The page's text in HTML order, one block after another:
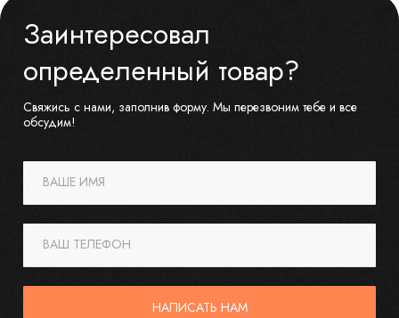
Заинтересовал
определенный товар?
Свяжись с нами, заполнив форму. Мы перезвоним тебе и все
обсудим!
ВАШЕ ИМЯ
ВАШ ТЕЛЕФОН
НАПИСАТЬ НАМ